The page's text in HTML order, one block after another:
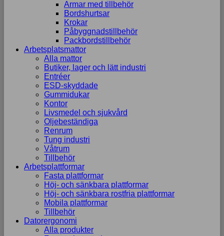
Armar med tillbehör
Bordshurtsar
Krokar
Påbyggnadstillbehör
Packbordstillbehör
Arbetsplatsmattor
Alla mattor
Butiker, lager och lätt industri
Entréer
ESD-skyddade
Gummidukar
Kontor
Livsmedel och sjukvård
Oljebeständiga
Renrum
Tung industri
Våtrum
Tillbehör
Arbetsplattformar
Fasta plattformar
Höj- och sänkbara plattformar
Höj- och sänkbara rostfria plattformar
Mobila plattformar
Tillbehör
Datorergonomi
Alla produkter